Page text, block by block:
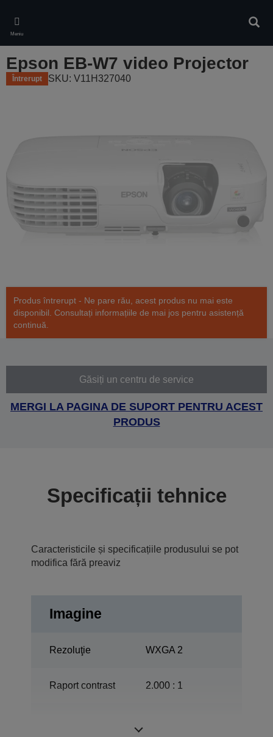
main
content
Meniu
Epson EB-W7 video Projector
Întrerupt SKU: V11H327040
Produs întrerupt - Ne pare rău, acest produs nu mai este
disponibil. Consultați informațiile de mai jos pentru asistență
continuă.
Găsiți un centru de service
MERGI LA PAGINA DE SUPORT PENTRU ACEST
PRODUS
Specificații tehnice
Caracteristicile și specificațiile produsului se pot
modifica fără preaviz
Imagine
Rezoluţie WXGA 2
Raport contrast 2.000 : 1